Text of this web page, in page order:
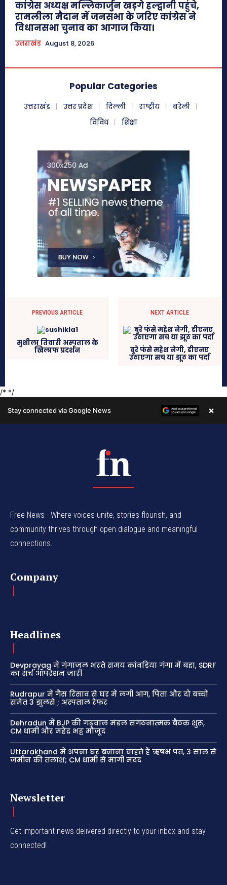
Free News - Where voices unite, stories flourish, and
community thrives through open dialogue and meaningful
connections.
Company
Headlines
Devprayag में गंगाजल भरते समय कांवड़िया गंगा में बहा, SDRF
का सर्च ऑपरेशन जारी
Rudrapur में गैस रिसाव से घर में लगी आग, पिता और दो बच्चों
समेत 3 झुलसे ; अस्पताल रेफर
Dehradun में BJP की गढ़वाल मंडल संगठनात्मक बैठक शुरू,
CM धामी और महेंद्र भट्ट मौजूद
Uttarakhand में अपना घर बनाना चाहते हैं ऋषभ पंत, 3 साल से
जमीन की तलाश; CM धामी से मांगी मदद
Newsletter
Get important news delivered directly to your inbox and stay
connected!